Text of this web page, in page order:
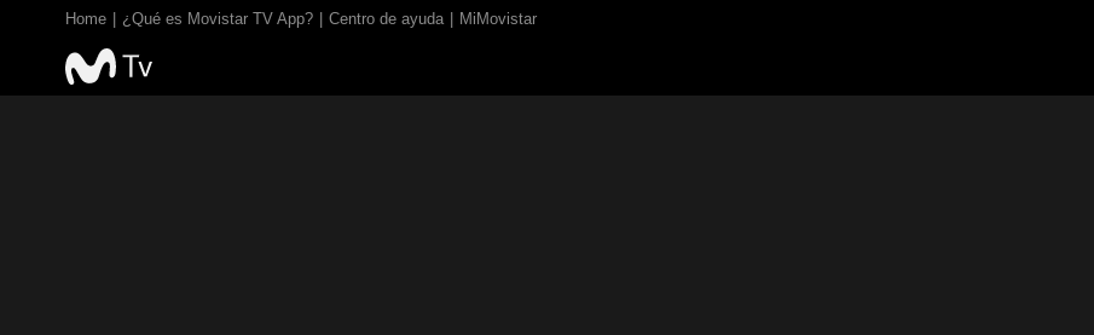
Home ¿Qué es Movistar TV App? Centro de ayuda MiMovistar